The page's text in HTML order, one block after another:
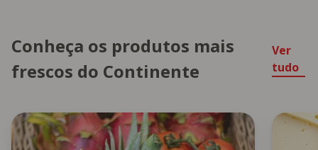
Conheça os produtos mais
frescos do Continente
Ver
tudo